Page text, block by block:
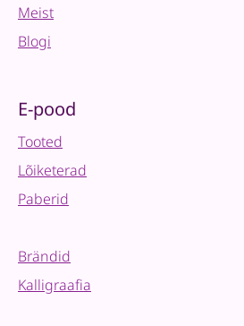
Meist
Blogi
E-pood
Tooted
Lõiketerad
Paberid
Brändid
Kalligraafia